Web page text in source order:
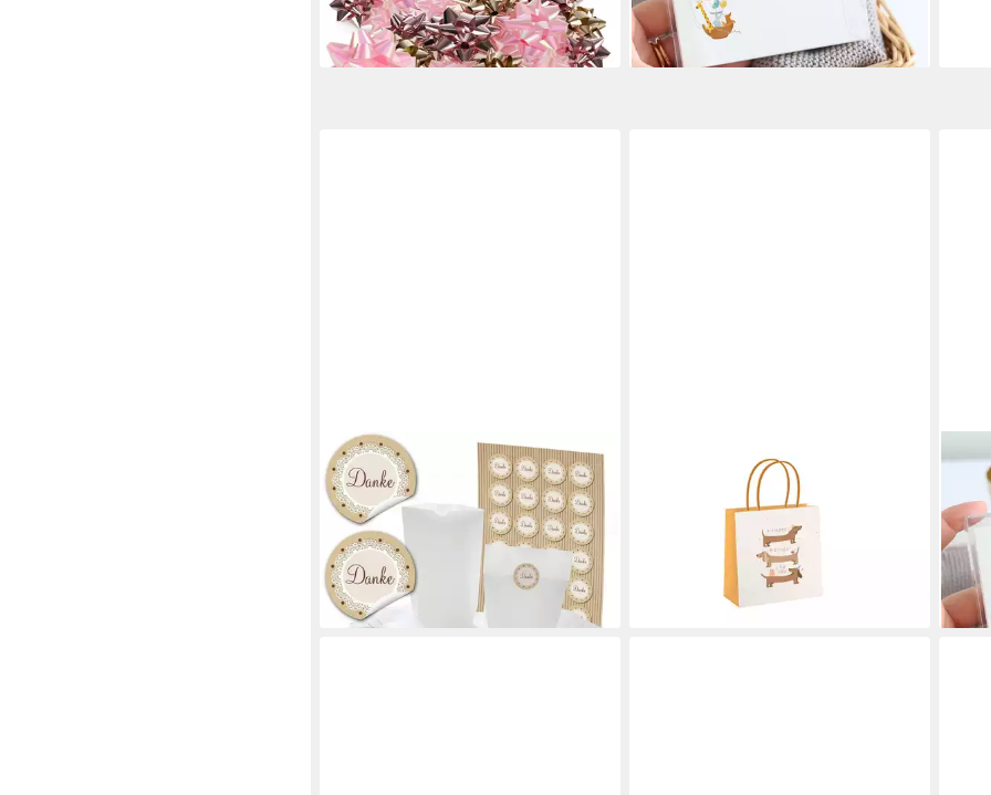
-18%
lieferbar - in 2-3 Werktagen bei dir
LOGBUCH-VERLAG
Geschenkpapier 24 kleine weiße
Papiertüten mit Boden Papier-Beutel
Papiertüten
5,70 €
lieferbar - in 3-4 Werktagen bei dir
GRAFIK WERKSTATT
Geschenkpapier Geschenktüte klein
Happy Birthday to you
lieferbar - in 2-3 Werktagen bei dir